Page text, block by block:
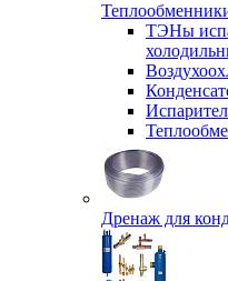
ТЭНы
Дренаж для